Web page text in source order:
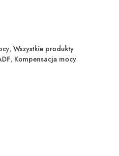
,Wszystkie produkty
, Kompensacja mocy